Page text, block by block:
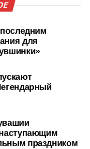
для
праздником